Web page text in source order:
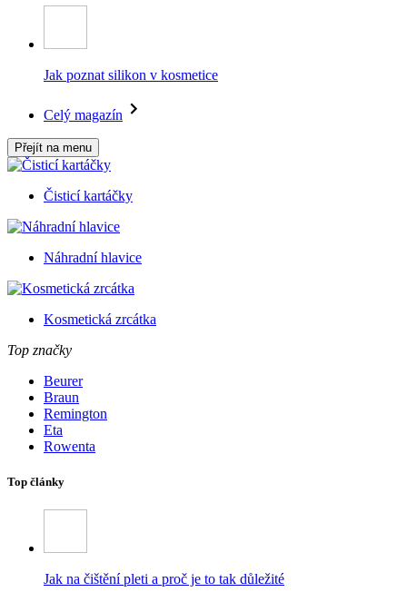
Jak poznat silikon v kosmetice
Celý magazín
Přejít na menu
Čisticí kartáčky
Náhradní hlavice
Kosmetická zrcátka
Top značky
Beurer
Braun
Remington
Eta
Rowenta
Top články
Jak na čištění pleti a proč je to tak důležité